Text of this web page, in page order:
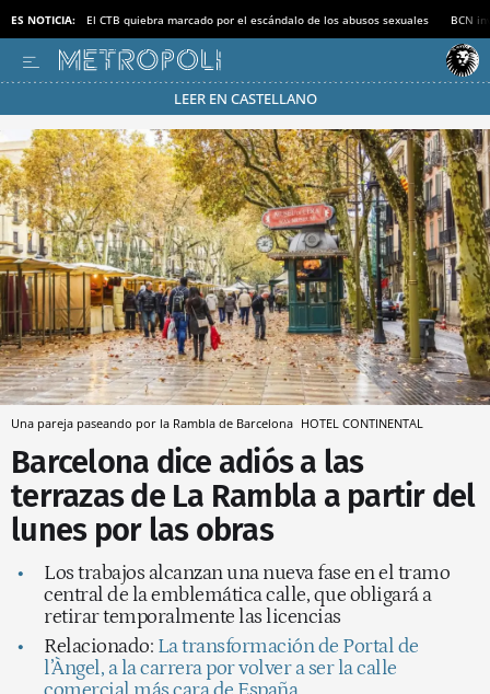
ES NOTICIA: El CTB quiebra marcado por el escándalo de los abusos sexuales BCN
LEER EN CASTELLANO
Pásate al MODO AHORRO
Una pareja paseando por la Rambla de Barcelona HOTEL CONTINENTAL
Barcelona dice adiós a las
terrazas de La Rambla a partir del
lunes por las obras
Los trabajos alcanzan una nueva fase en el tramo
central de la emblemática calle, que obligará a
retirar temporalmente las licencias
Relacionado: La transformación de Portal de
l’Àngel, a la carrera por volver a ser la calle